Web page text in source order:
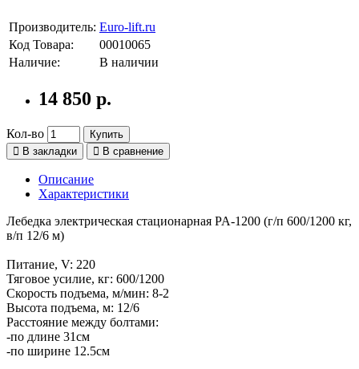
Производитель: Euro-lift.ru
Код Товара:
00010065
Наличие:
В наличии
14 850 р.
Кол-во
Купить
В закладки
В сравнение
Описание
Характеристики
Лебедка электрическая стационарная PA-1200 (г/п 600/1200 кг,
в/п 12/6 м)
Питание, V: 220
Тяговое усилие, кг: 600/1200
Скорость подъема, м/мин: 8-2
Высота подъема, м: 12/6
Расстояние между болтами:
-по длине 31см
-по ширине 12.5см